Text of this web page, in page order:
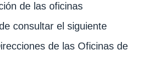
de las oficinas
consultar el siguiente
de las Oficinas de